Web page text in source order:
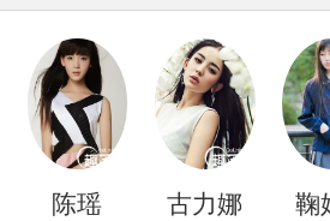
陈瑶 古力娜 鞠